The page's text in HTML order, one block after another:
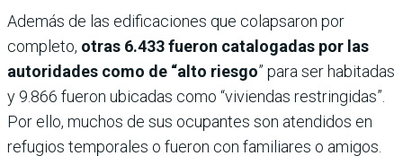
Además de las edificaciones que colapsaron por
completo, otras 6.433 fueron catalogadas por las
autoridades como de “alto riesgo” para ser habitadas
y 9.866 fueron ubicadas como “viviendas restringidas”.
Por ello, muchos de sus ocupantes son atendidos en
refugios temporales o fueron con familiares o amigos.